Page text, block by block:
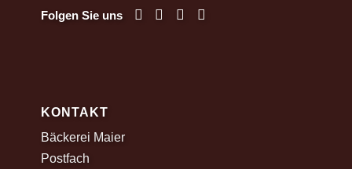
Folgen Sie uns
KONTAKT
Bäckerei Maier
Postfach